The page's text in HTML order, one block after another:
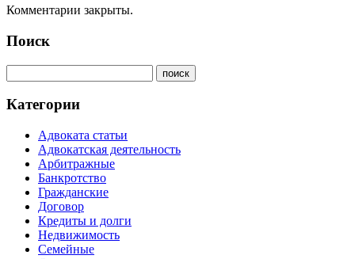
Комментарии закрыты.
Поиск
Категории
Адвоката статьи
Адвокатская деятельность
Арбитражные
Банкротство
Гражданские
Договор
Кредиты и долги
Недвижимость
Семейные